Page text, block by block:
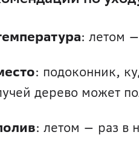
: летом
: подоконник,
дерево может
: летом — раз в